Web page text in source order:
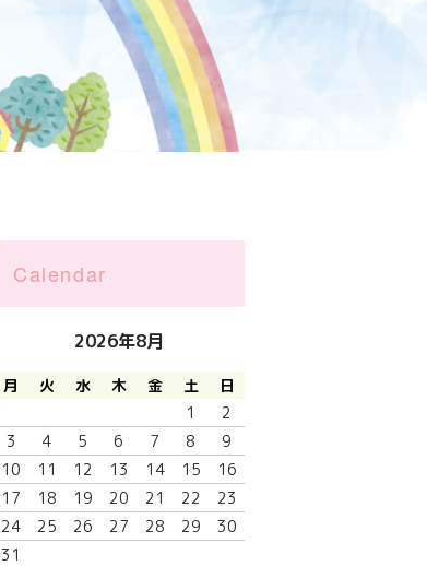
Calendar
2026年8月
月 火 水 木 金 土
日
1
2
3
4 5 6 7 8
9
10
11 12 13 14 15
16
17
18 19 20 21 22
23
24
25 26 27 28 29
30
31